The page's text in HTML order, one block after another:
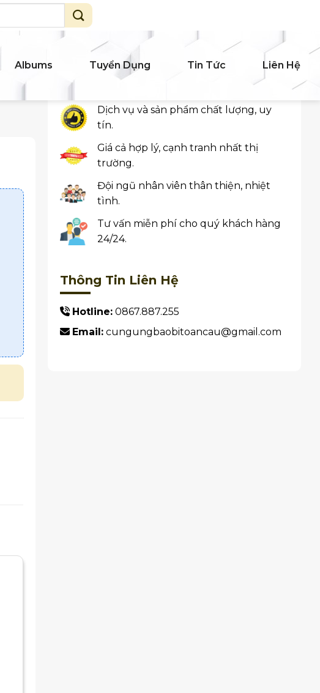
Albums Tuyển Dụng Tin Tức Liên Hệ
Cam Kết Khách Hàng
Dịch vụ và sản phẩm chất lượng, uy
tín.
Giá cả hợp lý, cạnh tranh nhất thị
trường.
Đội ngũ nhân viên thân thiện, nhiệt
tình.
Tư vấn miễn phí cho quý khách hàng
24/24.
Thông Tin Liên Hệ
Hotline: 0867.887.255
Email:cungungbaobitoancau@gmail.com